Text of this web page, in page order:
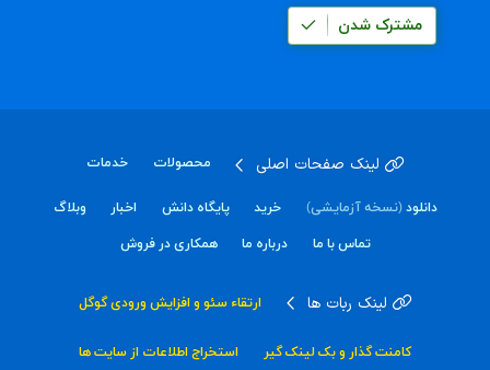
مشترک شدن
لینک صفحات اصلی محصولات خدمات
دانلود(نسخه آزمایشی) خرید پایگاه دانش اخبار
وبلاگ
تماس با ما
درباره ما همکاری در فروش
لینک ربات ها ارتقاء سئو و افزایش ورودی گوگل
کامنت گذار و بک لینک گیر استخراج اطلاعات از سایت ها